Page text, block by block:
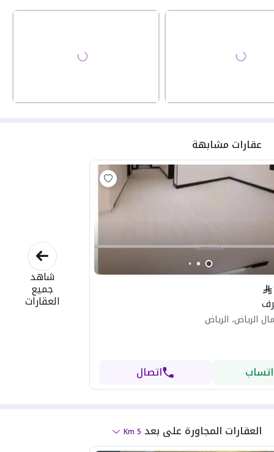
عقارات مشابهة
الرياض، الرياض
اتصال
شاهد
جميع
العقارات
العقارات المجاورة على بعد 5
Km